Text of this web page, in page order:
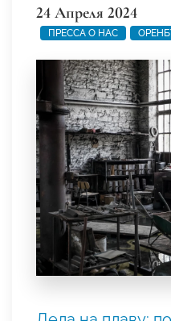
24 Апреля 2024
ПРЕССА О НАС